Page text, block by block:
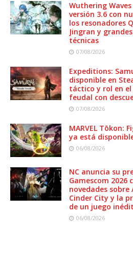
Wuthering
versión 3.6 con
los resonadores
Jingran y
técnicas
07/08/2026
Expeditions:
disponible en
táctico y rol en el
feudal con
07/08/2026
MARVEL Tōkon:
ya está
06/08/2026
NC anuncia su
Gamescom 2026
novedades sobre
Cinder City y la
de un juego
06/08/2026